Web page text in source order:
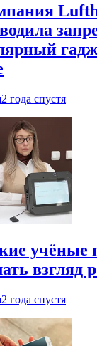
2 года спустя
учёные
взгляд
2 года спустя